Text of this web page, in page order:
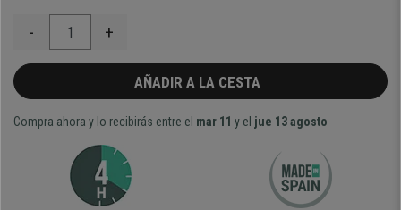
- +
AÑADIR A LA CESTA
Compra ahora y lo recibirás entre el mar 11 y el jue 13 agosto